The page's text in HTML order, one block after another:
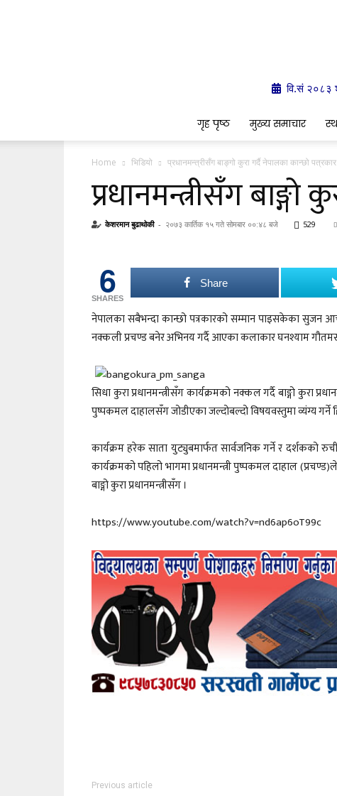
वि.सं २०८३
गृह पृष्ठ मुख्य समाचार
Home भिडियो प्रधानमन्त्रीसँग बाङ्गो कुरा गर्दै नेपालका कान्छो
प्रधानमन्त्रीसँग
केशरमान बुढाथोकी - २०७३ कार्तिक १५ गते सोमबार ००:४८ बजे 529
6
SHARES
Share
नेपालका सबैभन्दा कान्छो पत्रकारको सम्मान पाइसकेका सुजन
नक्कली प्रचण्ड बनेर अभिनय गर्दै आएका कलाकार घनश्याम
सिधा कुरा प्रधानमन्त्रीसँग कार्यक्रमको नक्कल गर्दै बाङ्गो कुरा
पुष्पकमल दाहालसँग जोडीएका जल्दोबल्दो विषयवस्तुमा व्यंग्य
कार्यक्रम हरेक साता युट्युबमार्फत सार्वजनिक गर्ने र दर्शकको
कार्यक्रमको पहिलो भागमा प्रधानमन्त्री पुष्पकमल दाहाल
बाङ्गो कुरा प्रधानमन्त्रीसँग ।
https://www.youtube.com/watch?v=nd6ap6oT99c
Previous article